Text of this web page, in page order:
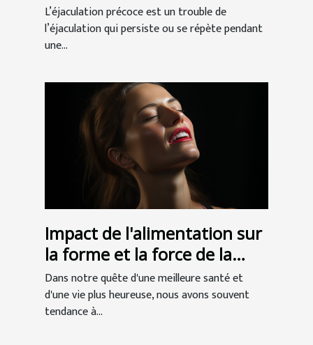
L’éjaculation précoce est un trouble de
l’éjaculation qui persiste ou se répète pendant
une...
Impact de l'alimentation sur
la forme et la force de la
mâchoire
Dans notre quête d'une meilleure santé et
d'une vie plus heureuse, nous avons souvent
tendance à...